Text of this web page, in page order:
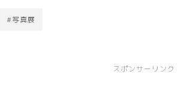
#写真展
スポンサーリンク